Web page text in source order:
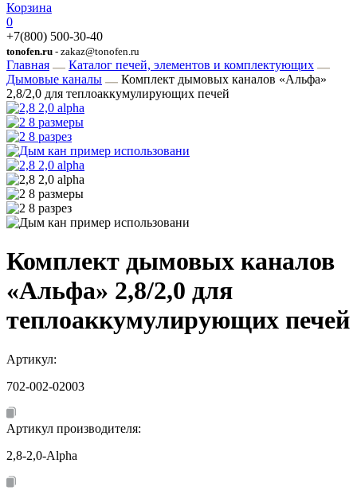
Корзина
0
+7(800) 500-30-40
tonofen.ru - zakaz@tonofen.ru
Главная
Каталог печей, элементов и комплектующих
Дымовые каналы
Комплект дымовых каналов «Альфа»
2,8/2,0 для теплоаккумулирующих печей
Комплект дымовых каналов
«Альфа» 2,8/2,0 для
теплоаккумулирующих печей
Артикул:
702-002-02003
Артикул производителя:
2,8-2,0-Alpha